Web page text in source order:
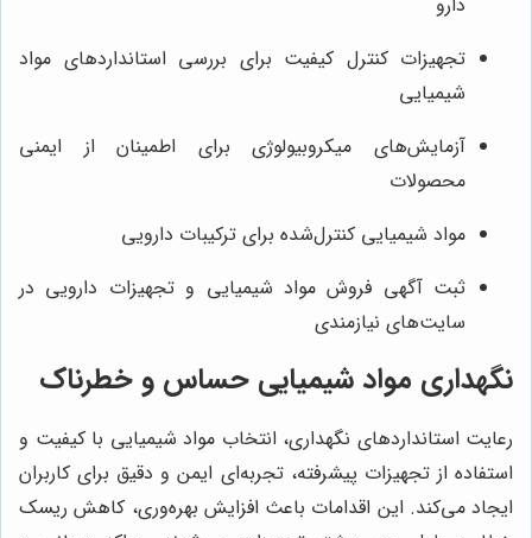
تجهیزات کنترل کیفیت برای بررسی استانداردهای مواد
شیمیایی
آزمایش‌های میکروبیولوژی برای اطمینان از ایمنی
محصولات
مواد شیمیایی کنترل‌شده برای ترکیبات دارویی
ثبت آگهی فروش مواد شیمیایی و تجهیزات دارویی در
سایت‌های نیازمندی
نگهداری مواد شیمیایی حساس و خطرناک
رعایت استانداردهای نگهداری، انتخاب مواد شیمیایی با کیفیت و
استفاده از تجهیزات پیشرفته، تجربه‌ای ایمن و دقیق برای کاربران
ایجاد می‌کند. این اقدامات باعث افزایش بهره‌وری، کاهش ریسک